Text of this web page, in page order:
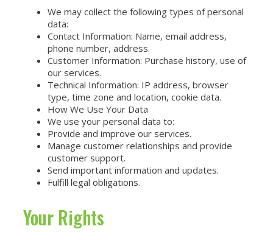
We may collect the following types of personal
data:
Contact Information: Name, email address,
phone number, address.
Customer Information: Purchase history, use of
our services.
Technical Information: IP address, browser
type, time zone and location, cookie data.
How We Use Your Data
We use your personal data to:
Provide and improve our services.
Manage customer relationships and provide
customer support.
Send important information and updates.
Fulfill legal obligations.
Your Rights